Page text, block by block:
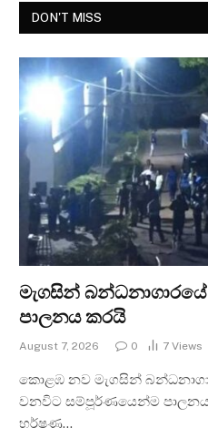
DON'T MISS
මැගසින්
පාලනය කරයි
August 7, 2026 0 7 Views
කොළඹ නව මැගසින්
වනවිට සම්පූර්ණයෙන්ම
හර්ෂණ…